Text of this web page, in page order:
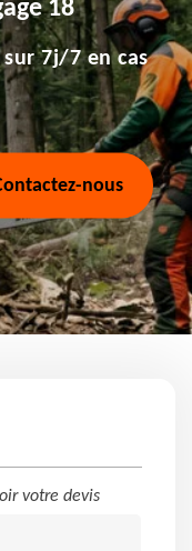
18
7j/7 en cas
nous
votre devis